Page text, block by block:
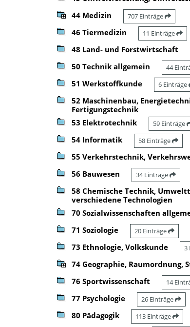
44 Medizin 707 Einträge
46 Tiermedizin 11 Einträge
48 Land- und Forstwirtschaft
50 Technik allgemein 44
51 Werkstoffkunde 6 Einträge
52 Maschinenbau,
Fertigungstechnik
53 Elektrotechnik 59 Einträge
54 Informatik 58 Einträge
55 Verkehrstechnik,
56 Bauwesen 34 Einträge
58 Chemische Technik,
verschiedene Technologien
70 Sozialwissenschaften
71 Soziologie 20 Einträge
73 Ethnologie, Volkskunde 3
74 Geographie, Raumordnung,
76 Sportwissenschaft 14
77 Psychologie 26 Einträge
80 Pädagogik 113 Einträge